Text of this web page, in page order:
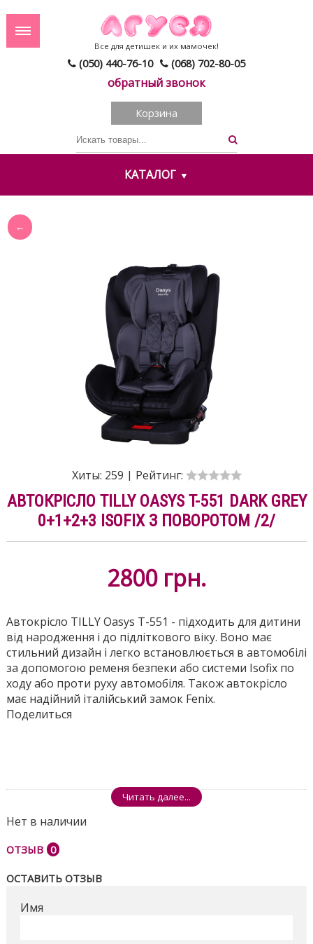
(050) 440-76-10 (068) 702-80-05
обратный звонок
Все для детишек и их мамочек!
Корзина
КАТАЛОГ
Хиты: 259 | Рейтинг:
АВТОКРІСЛО TILLY OASYS T-551 DARK GREY
0+1+2+3 ISOFIX З ПОВОРОТОМ /2/
2800 грн.
Автокрісло TILLY Oasys T-551 - підходить для дитини
від народження і до підліткового віку. Воно має
стильний дизайн і легко встановлюється в автомобілі
за допомогою ременя безпеки або системи Isofix по
ходу або проти руху автомобіля. Також автокрісло
має надійний італійський замок Fenix.
Поделиться
Читать далее...
Нет в наличии
ОТЗЫВ 0
ОСТАВИТЬ ОТЗЫВ
Имя